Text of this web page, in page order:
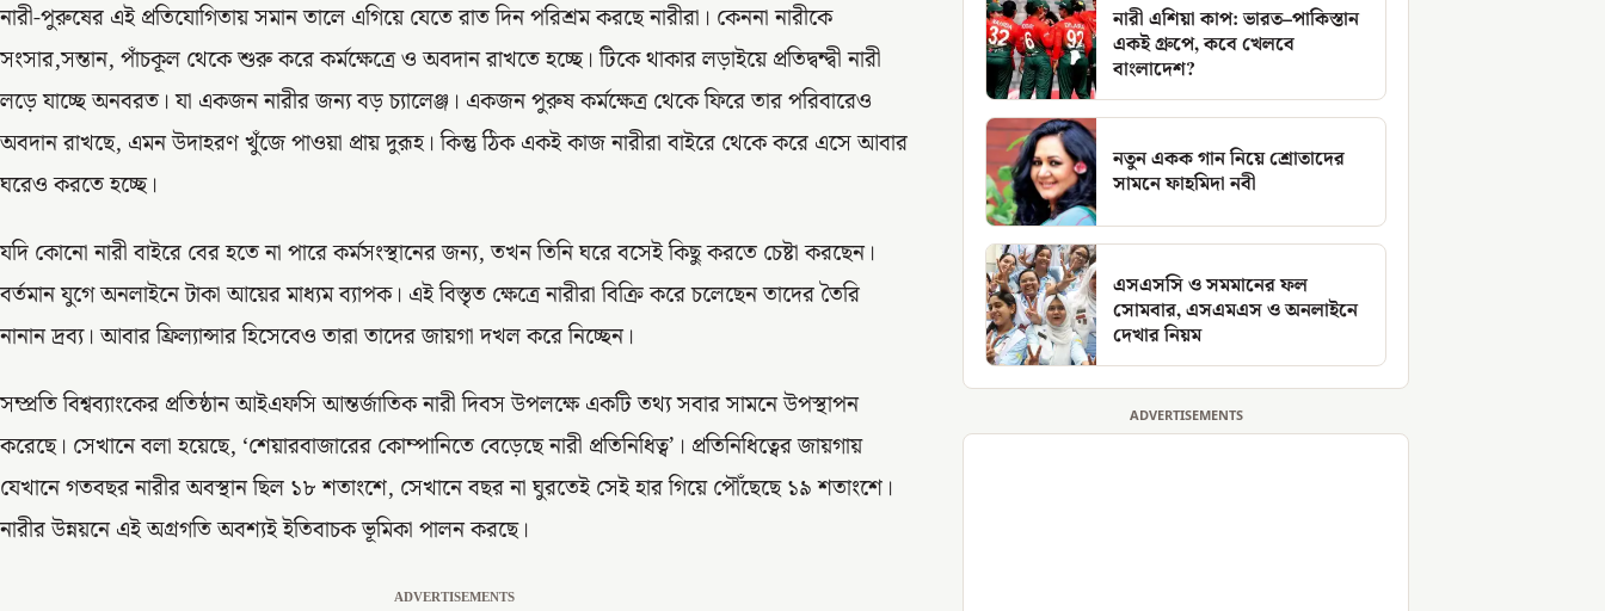
নারী-পুরুষের এই প্রতিযোগিতায় সমান তালে এগিয়ে যেতে রাত দিন পরিশ্রম করছে নারীরা। কেননা নারীকে
সংসার,সন্তান, পাঁচকূল থেকে শুরু করে কর্মক্ষেত্রে ও অবদান রাখতে হচ্ছে। টিকে থাকার লড়াইয়ে প্রতিদ্বন্দ্বী নারী
লড়ে যাচ্ছে অনবরত। যা একজন নারীর জন্য বড় চ্যালেঞ্জ। একজন পুরুষ কর্মক্ষেত্র থেকে ফিরে তার পরিবারেও
অবদান রাখছে, এমন উদাহরণ খুঁজে পাওয়া প্রায় দুরূহ। কিন্তু ঠিক একই কাজ নারীরা বাইরে থেকে করে এসে আবার
ঘরেও করতে হচ্ছে।
যদি কোনো নারী বাইরে বের হতে না পারে কর্মসংস্থানের জন্য, তখন তিনি ঘরে বসেই কিছু করতে চেষ্টা করছেন।
বর্তমান যুগে অনলাইনে টাকা আয়ের মাধ্যম ব্যাপক। এই বিস্তৃত ক্ষেত্রে নারীরা বিক্রি করে চলেছেন তাদের তৈরি
নানান দ্রব্য। আবার ফ্রিল্যান্সার হিসেবেও তারা তাদের জায়গা দখল করে নিচ্ছেন।
সম্প্রতি বিশ্বব্যাংকের প্রতিষ্ঠান আইএফসি আন্তর্জাতিক নারী দিবস উপলক্ষে একটি তথ্য সবার সামনে উপস্থাপন
করেছে। সেখানে বলা হয়েছে, ‘শেয়ারবাজারের কোম্পানিতে বেড়েছে নারী প্রতিনিধিত্ব’। প্রতিনিধিত্বের জায়গায়
যেখানে গতবছর নারীর অবস্থান ছিল ১৮ শতাংশে, সেখানে বছর না ঘুরতেই সেই হার গিয়ে পৌঁছেছে ১৯ শতাংশে।
নারীর উন্নয়নে এই অগ্রগতি অবশ্যই ইতিবাচক ভূমিকা পালন করছে।
ADVERTISEMENTS
নারী এশিয়া কাপ: ভারত–পাকিস্তান
একই গ্রুপে, কবে খেলবে
বাংলাদেশ?
নতুন একক গান নিয়ে শ্রোতাদের
সামনে ফাহমিদা নবী
এসএসসি ও সমমানের ফল
সোমবার, এসএমএস ও অনলাইনে
দেখার নিয়ম
ADVERTISEMENTS